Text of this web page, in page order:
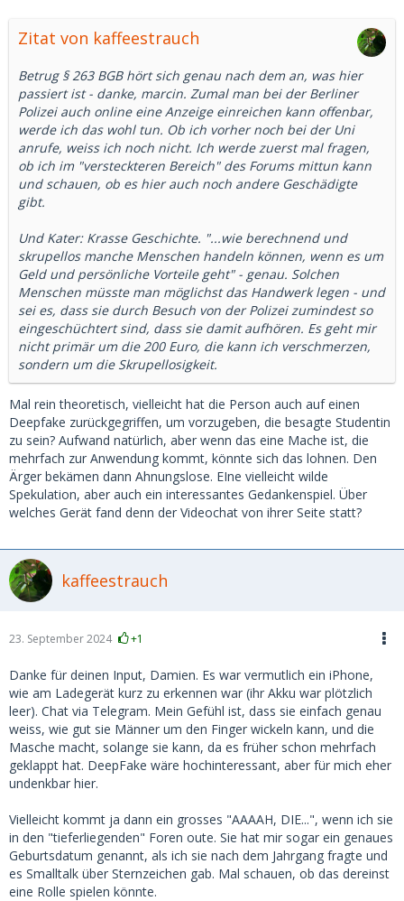
Zitat von kaffeestrauch
Betrug § 263 BGB hört sich genau nach dem an, was hier
passiert ist - danke, marcin. Zumal man bei der Berliner
Polizei auch online eine Anzeige einreichen kann offenbar,
werde ich das wohl tun. Ob ich vorher noch bei der Uni
anrufe, weiss ich noch nicht. Ich werde zuerst mal fragen,
ob ich im "versteckteren Bereich" des Forums mittun kann
und schauen, ob es hier auch noch andere Geschädigte
gibt.
Und Kater: Krasse Geschichte. "...wie berechnend und
skrupellos manche Menschen handeln können, wenn es um
Geld und persönliche Vorteile geht" - genau. Solchen
Menschen müsste man möglichst das Handwerk legen - und
sei es, dass sie durch Besuch von der Polizei zumindest so
eingeschüchtert sind, dass sie damit aufhören. Es geht mir
nicht primär um die 200 Euro, die kann ich verschmerzen,
sondern um die Skrupellosigkeit.
Mal rein theoretisch, vielleicht hat die Person auch auf einen
Deepfake zurückgegriffen, um vorzugeben, die besagte Studentin
zu sein? Aufwand natürlich, aber wenn das eine Mache ist, die
mehrfach zur Anwendung kommt, könnte sich das lohnen. Den
Ärger bekämen dann Ahnungslose. EIne vielleicht wilde
Spekulation, aber auch ein interessantes Gedankenspiel. Über
welches Gerät fand denn der Videochat von ihrer Seite statt?
kaffeestrauch
23. September 2024 +1
Danke für deinen Input, Damien. Es war vermutlich ein iPhone,
wie am Ladegerät kurz zu erkennen war (ihr Akku war plötzlich
leer). Chat via Telegram. Mein Gefühl ist, dass sie einfach genau
weiss, wie gut sie Männer um den Finger wickeln kann, und die
Masche macht, solange sie kann, da es früher schon mehrfach
geklappt hat. DeepFake wäre hochinteressant, aber für mich eher
undenkbar hier.
Vielleicht kommt ja dann ein grosses "AAAAH, DIE...", wenn ich sie
in den "tieferliegenden" Foren oute. Sie hat mir sogar ein genaues
Geburtsdatum genannt, als ich sie nach dem Jahrgang fragte und
es Smalltalk über Sternzeichen gab. Mal schauen, ob das dereinst
eine Rolle spielen könnte.